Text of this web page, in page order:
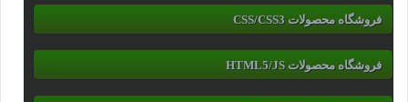
فروشگاه محصولات CSS/CSS3
فروشگاه محصولات HTML5/JS